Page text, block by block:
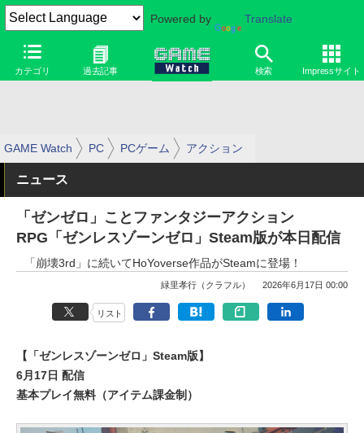
Powered by Translate
カテゴリ 過去記事 検索 Impressサイト
GAME Watch PC PCゲーム アクション
ニュース
「ゼンゼロ」ことファンタジーアクション
RPG「ゼンレスゾーンゼロ」Steam版が本日配信
「崩壊3rd」に続いてHoYoverse作品がSteamに登場！
緑里孝行（クラフル） 2026年6月17日 00:00
リスト
【「ゼンレスゾーンゼロ」Steam版】
6月17日 配信
基本プレイ無料（アイテム課金制）